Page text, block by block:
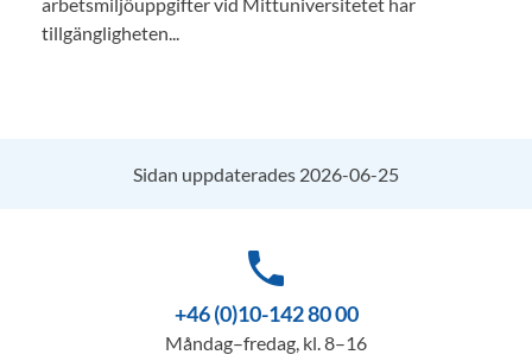
tillgängligheten...
Sidan uppdaterades 2026-06-25
phone
+46 (0)10-142 80 00
Måndag–fredag, kl. 8–16